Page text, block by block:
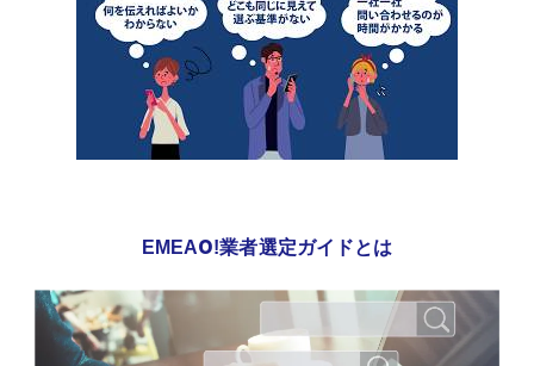
EMEAO!業者選定ガイドとは